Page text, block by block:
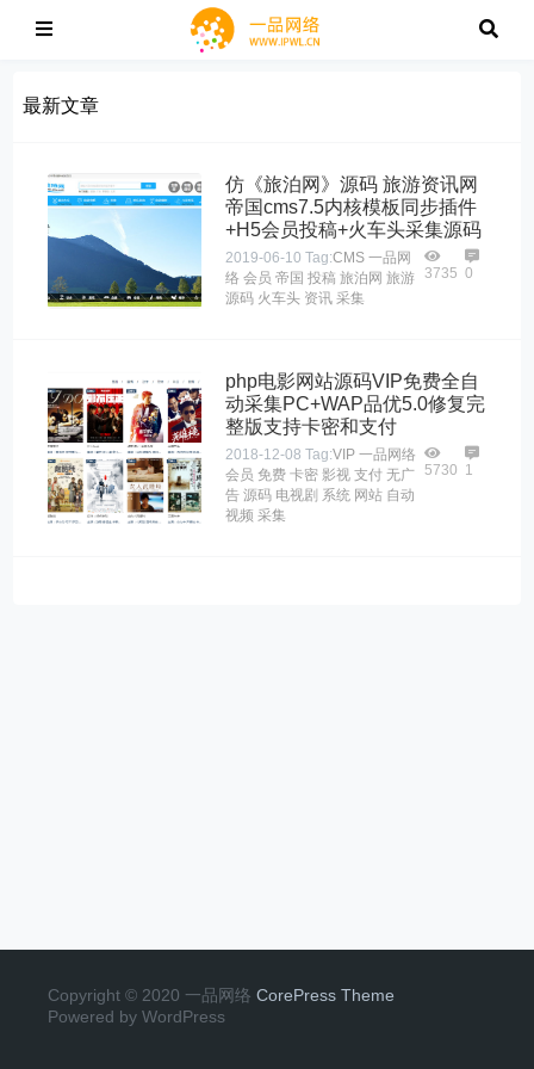
最新文章
仿《旅泊网》源码 旅游资讯网
帝国cms7.5内核模板同步插件
+H5会员投稿+火车头采集源码
2019-06-10 Tag:CMS 一品网
络 会员 帝国 投稿 旅泊网 旅游
源码 火车头 资讯 采集
3735 0
php电影网站源码VIP免费全自
动采集PC+WAP品优5.0修复完
整版支持卡密和支付
2018-12-08 Tag:VIP 一品网络
会员 免费 卡密 影视 支付 无广
告 源码 电视剧 系统 网站 自动
视频 采集
5730 1
Copyright © 2020 一品网络 CorePress Theme
Powered by WordPress